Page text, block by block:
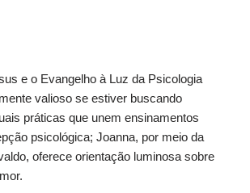
e o Evangelho à Luz da Psicologia
valioso se estiver buscando
práticas que unem ensinamentos
psicológica; Joanna, por meio da
oferece orientação luminosa sobre